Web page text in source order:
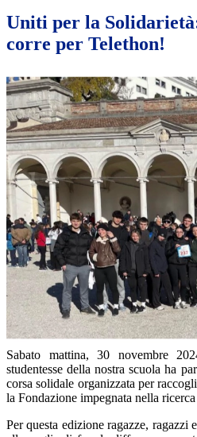
Uniti per la
corre per Telethon!
Sabato mattina, 30 novembre
studentesse della nostra scuola ha
corsa solidale organizzata per
la Fondazione impegnata nella
Per questa edizione ragazze, ragazzi